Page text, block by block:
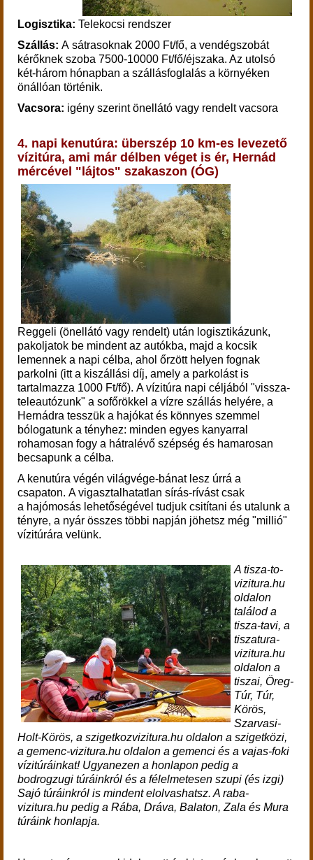
Logisztika: Telekocsi rendszer
Szállás: A sátrasoknak 2000 Ft/fő, a vendégszobát
kérőknek szoba 7500-10000 Ft/fő/éjszaka. Az utolsó
két-három hónapban a szállásfoglalás a környéken
önállóan történik.
Vacsora: igény szerint önellátó vagy rendelt vacsora
4. napi kenutúra: überszép 10 km-es levezető
vízitúra, ami már délben véget is ér, Hernád
mércével "lájtos" szakaszon (ÓG)
Reggeli (önellátó vagy rendelt) után logisztikázunk,
pakoljatok be mindent az autókba, majd a kocsik
lemennek a napi célba, ahol őrzött helyen fognak
parkolni (itt a kiszállási díj, amely a parkolást is
tartalmazza 1000 Ft/fő). A vízitúra napi céljából "vissza-
teleautózunk" a sofőrökkel a vízre szállás helyére, a
Hernádra tesszük a hajókat és könnyes szemmel
bólogatunk a tényhez: minden egyes kanyarral
rohamosan fogy a hátralévő szépség és hamarosan
becsapunk a célba.
A kenutúra végén világvége-bánat lesz úrrá a
csapaton. A vigasztalhatatlan sírás-rívást csak
a hajómosás lehetőségével tudjuk csitítani és utalunk a
tényre, a nyár összes többi napján jöhetsz még "millió"
vízitúrára velünk.
A tisza-to-
vizitura.hu
oldalon
találod a
tisza-tavi, a
tiszatura-
vizitura.hu
oldalon a
tiszai, Öreg-
Túr, Túr,
Körös,
Szarvasi-
Holt-Körös, a szigetkozvizitura.hu oldalon a szigetközi,
a gemenc-vizitura.hu oldalon a gemenci és a vajas-foki
vízitúráinkat! Ugyanezen a honlapon pedig a
bodrogzugi túráinkról és a félelmetesen szupi (és izgi)
Sajó túráinkról is mindent elolvashatsz. A raba-
vizitura.hu pedig a Rába, Dráva, Balaton, Zala és Mura
túráink honlapja.